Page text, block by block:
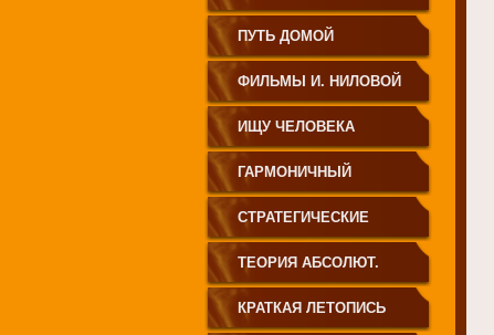
ПУТЬ ДОМОЙ
ФИЛЬМЫ И. НИЛОВОЙ
ИЩУ ЧЕЛОВЕКА
ГАРМОНИЧНЫЙ
ЧЕЛОВЕК
СТРАТЕГИЧЕСКИЕ
ЧЕРТЫ УКЛАДА
ГОСУДАРСТВА
ТЕОРИЯ АБСОЛЮТ.
СВЕТА
КРАТКАЯ ЛЕТОПИСЬ